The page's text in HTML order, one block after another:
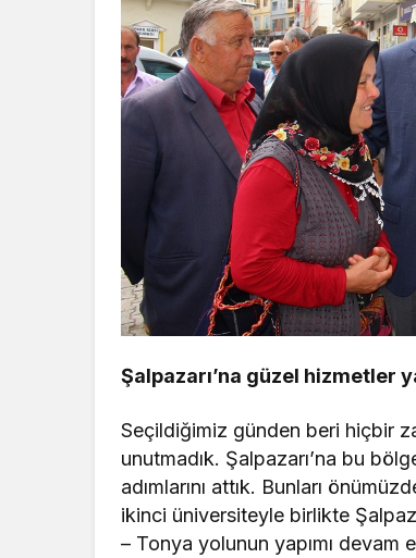
Şalpazarı’na güzel hizmetler
Seçildiğimiz günden beri hiçbir
unutmadık. Şalpazarı’na bu
adımlarını attık. Bunları
ikinci üniversiteyle birlikte
– Tonya yolunun yapımı devam